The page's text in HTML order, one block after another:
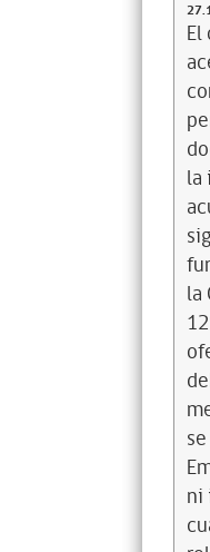
la
la
ni